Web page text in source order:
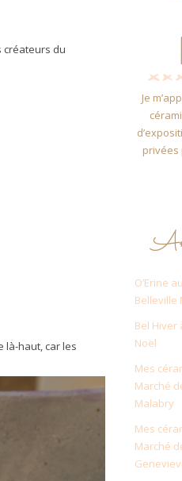
créateurs du
là-haut, car les
Je
privées
O’Erine
Belleville
Bel Hiver
Noël
Mes
Marché
Malabry
Mes
Marché